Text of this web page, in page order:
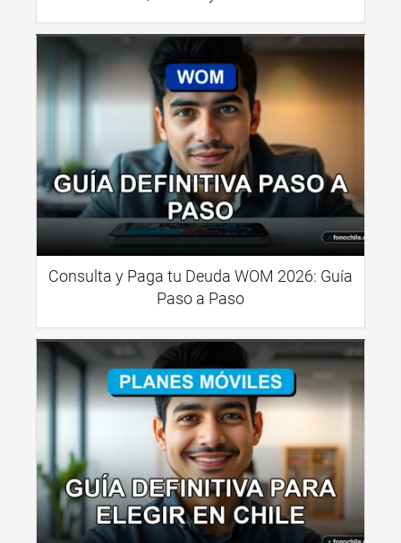
Consulta y Paga tu Deuda WOM 2026: Guía
Paso a Paso